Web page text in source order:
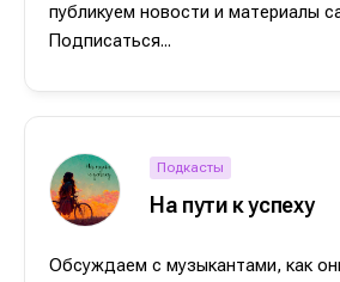
публикуем новости и материалы
Подписаться...
Подкасты
На пути к успеху
Обсуждаем с музыкантами, как